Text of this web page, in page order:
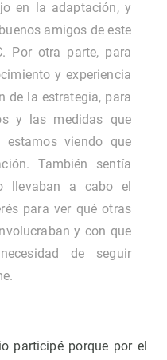
en la adaptación, y
amigos de este
Por otra parte, para
y experiencia
de la estrategia, para
y las medidas que
viendo que
También sentía
llevaban a cabo el
para ver qué otras
y con que
de seguir
participé porque por el